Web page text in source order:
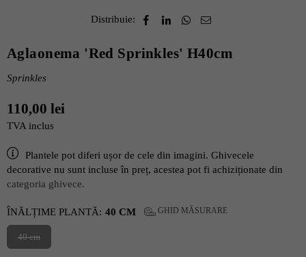
Distribuie:
Aglaonema 'Red Sprinkles' H40cm
Sprinkles
Pret
110,00 lei
TVA inclus
Plantele pot diferi ușor de cele din imagini. Ghivecele
decorative nu sunt incluse în preț, acestea pot fi achiziționate din
categoria ghivece.
ÎNĂLȚIME PLANTĂ: 40 CM GHID MĂSURARE
40 cm